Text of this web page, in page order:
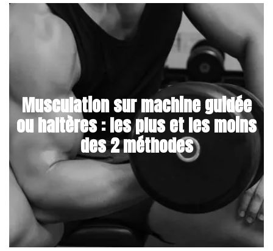
Musculation sur machine guidée
ou haltères : les plus et les moins
des 2 méthodes